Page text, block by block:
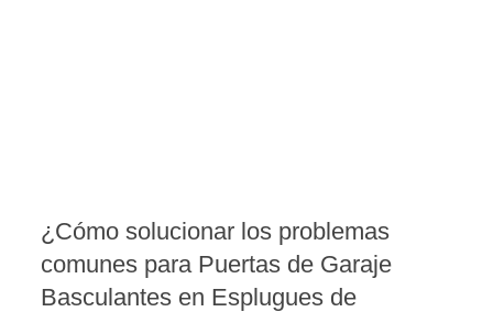
¿Cómo solucionar los problemas
comunes para Puertas de Garaje
Basculantes en Esplugues de